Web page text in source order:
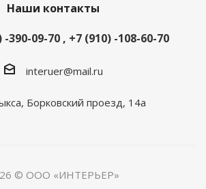
Наши контакты
-390-09-70 , +7 (910) -108-60-70
interuer@mail.ru
Борковский проезд, 14а
© ООО «ИНТЕРЬЕР»